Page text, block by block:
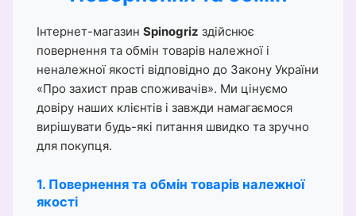
Інтернет-магазин Spinogriz здійснює
повернення та обмін товарів належної і
неналежної якості відповідно до Закону України
«Про захист прав споживачів». Ми цінуємо
довіру наших клієнтів і завжди намагаємося
вирішувати будь-які питання швидко та зручно
для покупця.
1. Повернення та обмін товарів належної
якості